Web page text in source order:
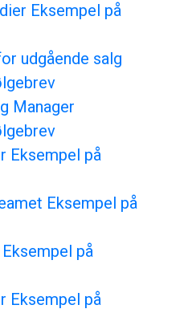
Eksempel på
udgående salg
Manager
Eksempel på
Eksempel på
på
Eksempel på